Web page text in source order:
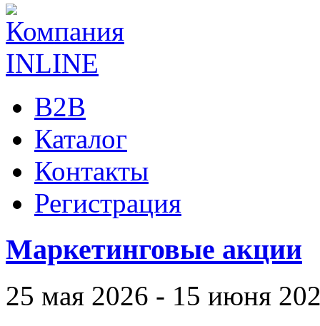
B2B
Каталог
Контакты
Регистрация
Маркетинговые акции
25 мая 2026 - 15 июня